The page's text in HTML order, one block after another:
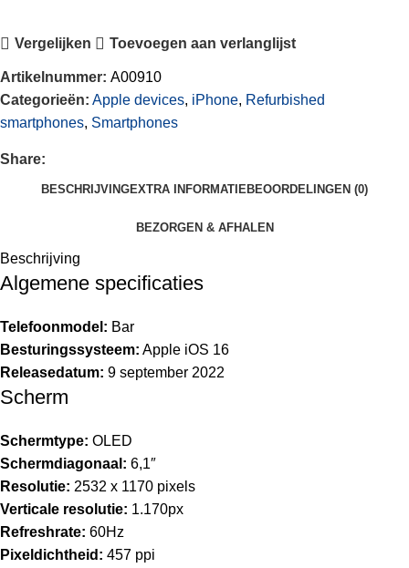
Vergelijken Toevoegen aan verlanglijst
Artikelnummer: A00910
Categorieën: Apple devices, iPhone, Refurbished
smartphones, Smartphones
Share:
BESCHRIJVINGEXTRA INFORMATIEBEOORDELINGEN (0)
BEZORGEN & AFHALEN
Beschrijving
Algemene specificaties
Telefoonmodel: Bar
Besturingssysteem: Apple iOS 16
Releasedatum: 9 september 2022
Scherm
Schermtype: OLED
Schermdiagonaal: 6,1″
Resolutie: 2532 x 1170 pixels
Verticale resolutie: 1.170px
Refreshrate: 60Hz
Pixeldichtheid: 457 ppi